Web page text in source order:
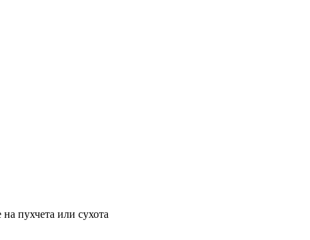
пухчета или сухота